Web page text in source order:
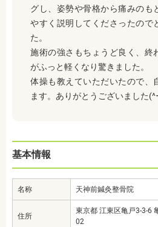
グし、姿勢や骨格から痛みのも
やすく説明してくださったので
た。
施術の強さもちょうど良く、終
がふっと軽くなり驚きました。
体操も教えていただいたので、
ます。ありがとうございました(^
基本情報
名称 天神前鍼灸整骨院
住所
東京都 江東区亀戸3-3-6
02